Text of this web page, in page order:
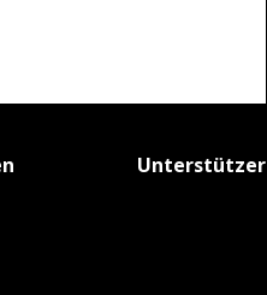
Unterstützer